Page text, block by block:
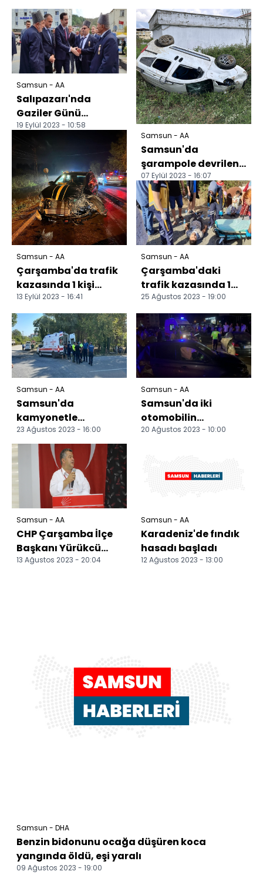
Samsun - AA
Salıpazarı'nda
Gaziler Günü
kutlandı
19 Eylül 2023 - 10:58
Samsun - AA
Çarşamba'da trafik
kazasında 1 kişi
yaralandı
13 Eylül 2023 - 16:41
Samsun - AA
Samsun'da
şarampole devrilen
hafif ticari araçtaki
4 kişi yaralandı
07 Eylül 2023 - 16:07
Samsun - AA
Çarşamba'daki
trafik kazasında 1
kişi yaralandı
25 Ağustos 2023 - 19:00
Samsun - AA
Samsun'da
kamyonetle
otomobilin
çarpışması sonucu 2
kişi yaralandı
23 Ağustos 2023 - 16:00
Samsun - AA
Samsun'da iki
otomobilin
çarpıştığı kazada 3
20 Ağustos 2023 - 10:00
Samsun - AA
CHP Çarşamba İlçe
Başkanı Yürükcü
yeniden başkan
13 Ağustos 2023 - 20:04
Samsun - AA
Karadeniz'de fındık
hasadı başladı
12 Ağustos 2023 - 13:00
Samsun - DHA
Benzin bidonunu ocağa düşüren koca
yangında öldü, eşi yaralı
09 Ağustos 2023 - 19:00